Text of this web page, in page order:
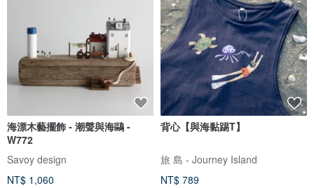
海漂木藝擺飾 - 潮聲與海鷗 -
W772
Savoy design
NT$ 1,060
背心【與海黏踢T】
旅 島 - Journey Island
NT$ 789